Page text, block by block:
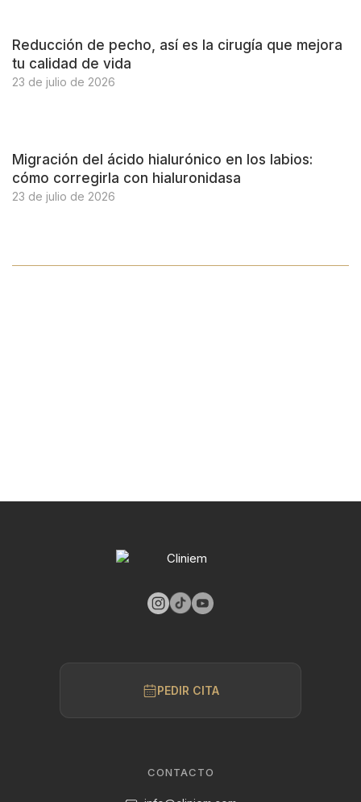
Reducción de pecho, así es la cirugía que mejora
tu calidad de vida
23 de julio de 2026
Migración del ácido hialurónico en los labios:
cómo corregirla con hialuronidasa
23 de julio de 2026
PEDIR CITA
CONTACTO